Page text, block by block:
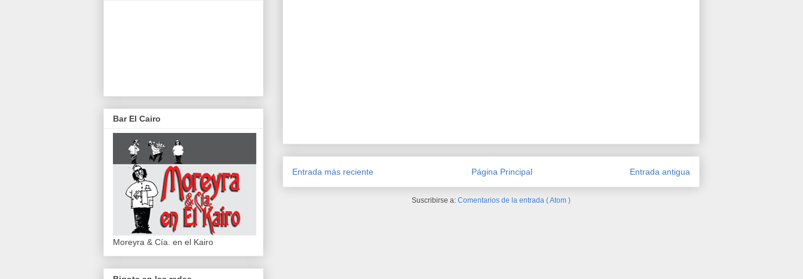
Entrada más reciente Entrada antigua
Página Principal
Suscribirse a: Comentarios de la entrada ( Atom )
Bar El Cairo
Moreyra & Cía. en el Kairo